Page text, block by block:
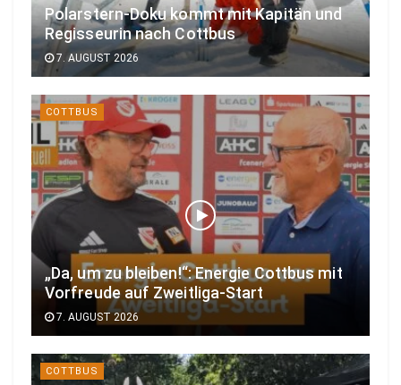
Polarstern-Doku kommt mit Kapitän und
Regisseurin nach Cottbus
7. AUGUST 2026
COTTBUS
„Da, um zu bleiben!“: Energie Cottbus mit
Vorfreude auf Zweitliga-Start
7. AUGUST 2026
COTTBUS